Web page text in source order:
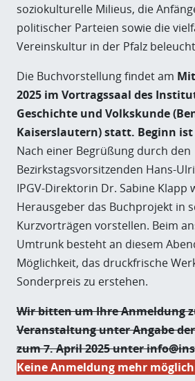
soziokulturelle Milieus, die
politischer Parteien sowie die
Vereinskultur in der Pfalz
Die Buchvorstellung findet am
2025 im Vortragssaal des
Geschichte und Volkskunde
Kaiserslautern) statt. Beginn ist
Nach einer Begrüßung durch den
Bezirkstagsvorsitzenden Hans-
IPGV-Direktorin Dr. Sabine Klapp
Herausgeber das Buchprojekt in
Kurzvorträgen vorstellen. Beim
Umtrunk besteht an diesem
Möglichkeit, das druckfrische
Sonderpreis zu erstehen.
Wir bitten um Ihre Anmeldung
Veranstaltung unter Angabe
zum 7. April 2025 unter
Keine Anmeldung mehr